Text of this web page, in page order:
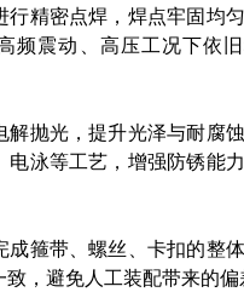
行精密点焊，焊点牢固均
频震动、高压工况下依
解抛光，提升光泽与耐腐
电泳等工艺，增强防锈能
箍带、螺丝、卡扣的整体
，避免人工装配带来的偏